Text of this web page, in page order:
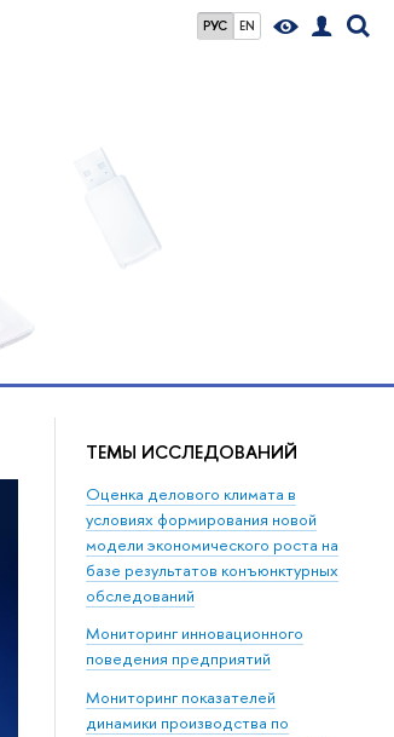
РУС EN
ТЕМЫ ИССЛЕДОВАНИЙ
Оценка делового климата в
условиях формирования новой
модели экономического роста на
базе результатов конъюнктурных
обследований
Мониторинг инновационного
поведения предприятий
Мониторинг показателей
динамики производства по